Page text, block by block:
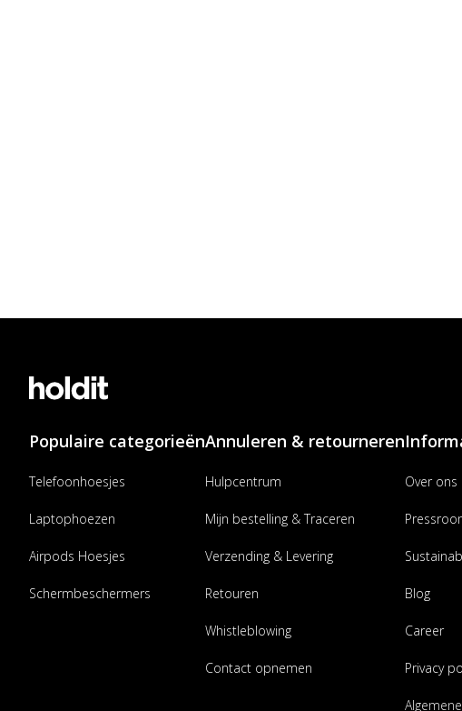
Populaire categorieën
Telefoonhoesjes
Laptophoezen
Airpods Hoesjes
Schermbeschermers
Annuleren & retourneren
Hulpcentrum
Mijn bestelling & Traceren
Verzending & Levering
Retouren
Whistleblowing
Contact opnemen
Over ons
Blog
Career
Privacy